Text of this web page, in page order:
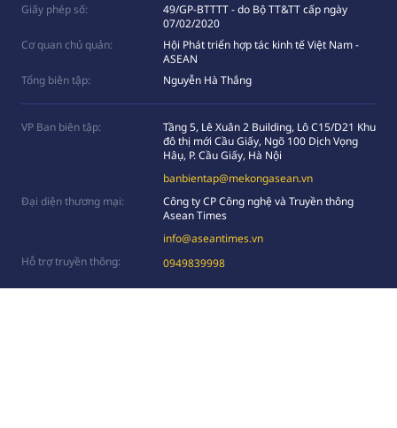
Giấy phép số:
49/GP-BTTTT - do Bộ TT&TT cấp ngày
07/02/2020
Cơ quan chủ quản:
Hội Phát triển hợp tác kinh tế Việt Nam -
ASEAN
Tổng biên tập:
Nguyễn Hà Thắng
VP Ban biên tập:
Tầng 5, Lê Xuân 2 Building, Lô C15/D21 Khu
đô thị mới Cầu Giấy, Ngõ 100 Dịch Vọng
Hâụ, P. Cầu Giấy, Hà Nội
banbientap@mekongasean.vn
Đại diện thương mại:
Công ty CP Công nghệ và Truyền thông
Asean Times
info@aseantimes.vn
Hỗ trợ truyền thông:
0949839998